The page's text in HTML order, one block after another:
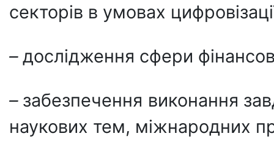
секторів в умовах
–дослідження сфери
–забезпечення виконання
наукових тем, міжнародних